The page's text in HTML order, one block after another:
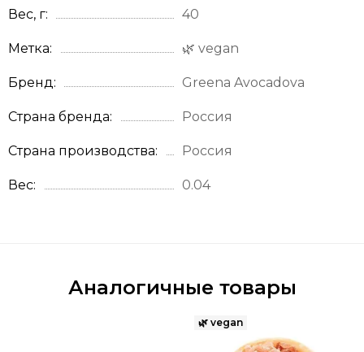
Вес, г 40
Метка 🌿 vegan
Бренд Greena Avocadova
Страна бренда Россия
Страна производства Россия
Вес 0.04
Аналогичные товары